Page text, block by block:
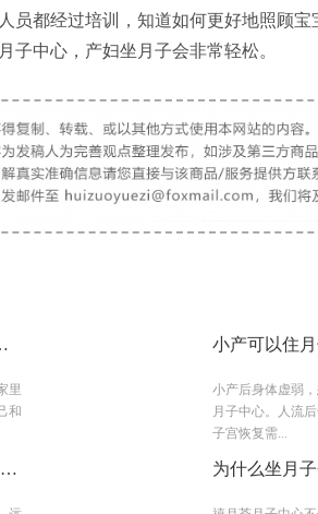
员都经过培训，知道如何更好地照顾宝
子中心，产妇坐月子会非常轻松。
里
和
小产可以住
小产后身体虚弱
月子中心。人流
子宫恢复需...
为什么坐月